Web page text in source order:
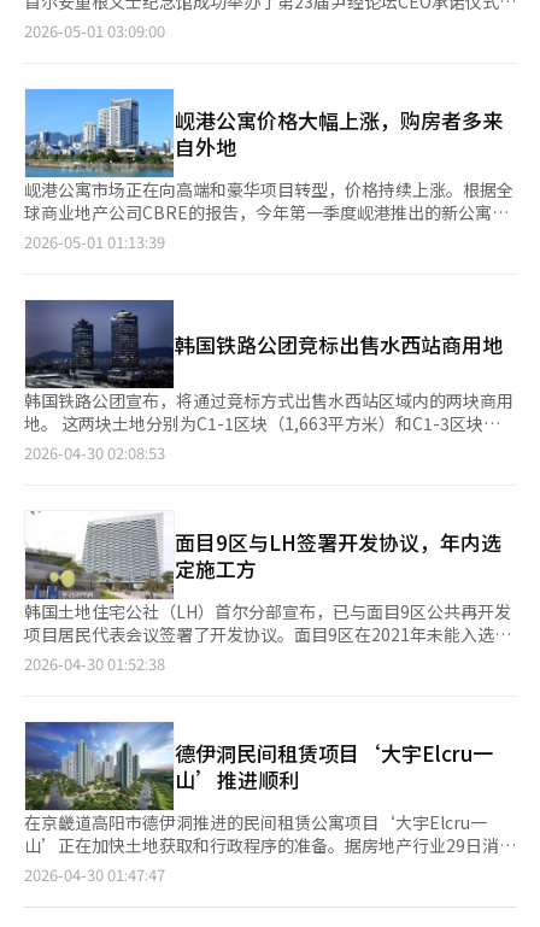
有者过于优惠。此前，李在明总统曾通过社交媒体对长期持有特别
扣除的结构提出质疑。政治圈内关于税制改革的讨论也逐渐升温。
并对持有3年以上、居住2年以上的单一住宅适用16%至80%的扣
除率。进步党议员尹宗吾提出的修正案则以废除长期持有特别扣除
为核心。不过，目前提出的法案尚未与政府协商，实际推进的可能
性不明。预计7月的税制改革方案中将包含房地产相关内容。政府
官员表示：“（房地产税制改革）尚无定论，正在综合考虑时机和
方法。”
须重新站在中心”的帝国意识。 古代波斯已经通过两种方式积累
财富。一种是通行税。占据狭窄通道的势力向经过的商队征收费
物资，在要冲重新定价以获取利润。这两种方式不仅是简单的商业
手段，更是结构性权力的行使。决定谁可以通过、什么费用是合理
的、什么是被允许的权力。今天的霍尔木兹海峡战略几乎完全再现
了这两条主轴。 伊朗所暗示的“通行费”并不仅仅是金钱。它包
括货币体系、支付网络和金融主权。提到美元、人民币、欧元和里
亚尔，背后是希望多元化支付秩序的意图。这与古代丝绸之路上粟
特商人所建立的金融与信息网络结构相似。当物流、金融、信息和
外交结合成一个网络时，通道不再是简单的通路，而是一个平台。
贯的。霍尔木兹海峡是全球海上石油运输的主要通道，超过20%的
石油通过这里。虽然存在替代路线，但短期内无法完全替代。在这
种结构下，掌控通道的国家要求费用是历史上反复出现的模式。
问题在于，逻辑的有效性与现实的可能性并不一致。 古代与今天
最大的区别在于对手。过去的对手是商队，民间贸易团体，报复手
段有限。然而今天的对手是国家，尤其是美国和七大工业国，以及
全球海军力量。国际法的规范存在，金融制裁和军事回应的手段同
时发挥作用。掌控通道的力量依然有效，但行使这种力量的成本与
国不仅仅是守卫海峡，还具备在必要时通过军事手段打开通道的能
力。在掌握海上保险、金融支付网络和全球航运秩序的结构中，封
锁可能带来自我伤害的后果。封锁时间越长，战略储备油的释放和
替代供应链的建立就越快，长期来看，该通道的战略价值可能会减
弱。 伊朗提出的“200美元”这一数字浓缩了这一困境。要提高价
格，必须阻止供应。然而，一旦阻止供应，国际社会会立即作出反
应。结果，试图提高价格的举动反而消耗了谈判能力。古代丝绸之
秩序的事件，重复了同样的教训。当掌控道路者无法克制贪婪时，
通道本身就会消失。 现在将目光转向当前，这一切逻辑已经在现
实中得到了检验。霍尔木兹海峡不再是历史的隐喻，而是实时动荡
的全球经济的心脏。2026年，目前该海峡不仅是紧张的空间，更
是实际控制、封锁与反封锁同时运作的战场。伊朗选择性地打开和
关闭海峡，控制通行，而美国则通过阻止进入伊朗港口的船只进行
回应。 通航显著减少，一些船只选择返航或绕行，甚至出现了关
剧上涨，金融市场和海上保险市场也受到连锁影响。这不仅仅是封
此次承诺仪式以“AI与ESG的融合”为主题，吸引了100多位来自
表达了实践的决心。在数字化转型和环保管理的时代背景下，此次
活动再次确认了利用AI技术提升伦理经营和ESG竞争力是韩国企业
未来竞争力的关键因素。特别是在ESG管理从简单声明向数据驱动
的执行和验证发展之际，AI与ESG的融合被视为提升企业竞争力和
实现可持续增长的核心动力。国务总理通过视频致辞表示，此次承
诺仪式是重申“伦理即竞争力”哲学的重要场合，并强调AI为ESG
管理带来了新的契机。他指出，ESG管理正朝着数据透明验证的方
向发展，市场信任将聚集于以可持续方式成长的企业。政府将支持
辞，强调以伦理、公正和透明为基础的责任经营提升企业信任，并
为可持续增长奠定基础。公共与民间携手推广伦理经营文化的努力
至关重要。活动由Sh水协银行前行长姜信淑主持，依次进行了欢
迎辞、致辞、竞赛颁奖、书法表演、CEO伦理经营承诺及“我们的
誓言”宣誓、集体合影。与会者一致认为，伦理经营是企业实现可
持续增长和社会信任的必备战略。与活动同时进行的“第6届伦理
经营实践优秀机构竞赛”颁奖仪式也备受关注。该竞赛自2021年
起每年举办，旨在发掘制度化和文化化的优秀机构，确立伦理经营
水资源公社、默克斯美学韩国、韩国海洋振兴公社、韩电KPS、韩
国土地住宅公社。自2003年创立以来，尹经论坛一直秉持“伦理
即竞争力”的理念，持续举办企业与机构参与的伦理经营研讨会、
研究和实践活动。此次第23届CEO承诺仪式和竞赛再次确认了尹经
论坛作为AI时代伦理和ESG管理方向的合作平台，助力韩国企业提
升全球竞争力的角色。
2026-05-01 03:09:00
岘港公寓价格大幅上涨，购房者多来
自外地
岘港公寓市场正在向高端和豪华项目转型，价格持续上涨。根据全
球商业地产公司CBRE的报告，今年第一季度岘港推出的新公寓全
部属于豪华细分市场，初始平均售价为每平方米约8300万越南
Hoa Xuan和An Hai区域，吸收率约为60%，大多数买家来自河内
和胡志明市。然而，由于价格上涨，新项目的平均吸收率停滞在
50%至60%之间。专家指出，与去年年底的高峰相比，吸收率有
停滞或略微下降的趋势。岘港的23至39岁购房者更倾向于价格适
中的住房，但市场上充斥着高端和豪华产品。CBRE越南CEO
Duong Thuy Trung表示，高贷款利率使得吸收率成为岘港公寓市
场的主要挑战，许多客户以投资为目的。未来供应可能会减少。房
地产服务公司DKRA预计第二季度将推出1000至1500套新房，比
区域。DKRA预测，随着买家变得更加谨慎和挑剔，市场流动性可
能会下降。尽管如此，开发商设定的售价仍然很高。由于土地和材
料成本上升，市场价格支撑了当前的售价水平。CBRE预计岘港公
寓细分市场将继续保持每年10%至12%的增长率。城市中心、河
岸和海岸地区土地的稀缺性，以及越南国际金融中心的设立和自由
贸易区的计划，都是推动因素。专家建议，为避免特定区域和价格
段的供应过剩，需要重新平衡细分市场。业内人士担心，局部供应
过剩可能会动摇购房者信心和市场信任。※ 本报道经人工智能
2026-05-01 01:13:39
韩国铁路公团竞标出售水西站商用地
韩国铁路公团宣布，将通过竞标方式出售水西站区域内的两块商用
地。 这两块土地分别为C1-1区块（1,663平方米）和C1-3区块
（759平方米），均允许高密度开发，建筑覆盖率不超过60%，容
款，合同金为10%，其余款项可每6个月分5次支付。提前支付可
享受年5%的折扣。 水西站是首都圈东南部的重要交通枢纽，未来
将成为五线换乘站。 水西站综合换乘中心的开发将包括百货商
店、酒店和办公楼，预计成为江南地区的新商业中心。 供应日程
从30日公告开始，依次为5月18日申请投标，5月19日开标，5月
26日签订合同。详情可在公团网站或Onbid查询。 韩国铁路公团
代理理事长李安浩表示：“水西站区域拥有优越的交通网络和丰富
的开发潜力，希望此次供应能促进区域发展，为关注未来价值的实
辑。
2026-04-30 02:08:53
面目9区与LH签署开发协议，年内选
定施工方
韩国土地住宅公社（LH）首尔分部宣布，已与面目9区公共再开发
项目居民代表会议签署了开发协议。面目9区在2021年未能入选首
批公共再开发候选地，但由于居民参与意愿高（同意率55%），于
在一个月内完成区域指定。今年1月，完成了开发商指定和居民代
表会议的行政程序。LH计划今年通过招标程序选定施工方，并在
明年推进项目实施计划的批准。根据当前的规划方案，面目9区将
变身为容积率275.2%、最高30层（135.5米）、总计1057户的大
型社区。未来将根据“9.7政策”立法进展，积极调整容积率和缩
短项目周期，以提升项目效益。LH首尔分部负责人朴贤根表
示：“我们将利用LH丰富的公共再开发经验，确保面目9区项目顺
利进行，并与居民代表会议紧密合作，尽快实现居民对住房供应和
居住环境改善的期望。”※ 本报道经人工智能（AI）系统翻译与编
2026-04-30 01:52:38
德伊洞民间租赁项目‘大宇Elcru一
山’推进顺利
在京畿道高阳市德伊洞推进的民间租赁公寓项目‘大宇Elcru一
山’正在加快土地获取和行政程序的准备。据房地产行业29日消
息，大宇Elcru一山目前正在同步进行土地获取和地区单位计划相
取等是主要变量。尽管有些项目曾因程序问题面临延迟，但通过调
2026-04-30 01:47:47
页